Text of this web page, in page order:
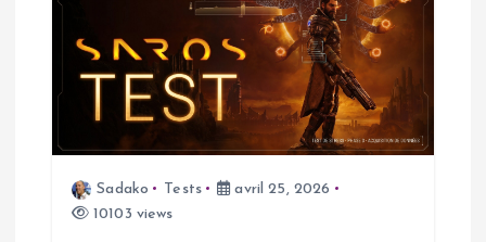
Sadako Tests
avril 25, 2026
10103 views